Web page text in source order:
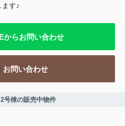
す♪
からお問い合わせ
お問い合わせ
棟の販売中物件